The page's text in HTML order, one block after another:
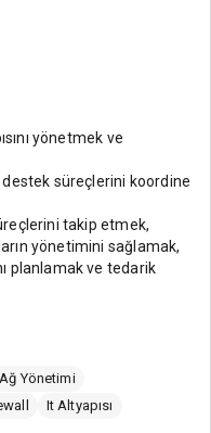
yönetmek ve
destek süreçlerini koordine
takip etmek,
yönetimini sağlamak,
planlamak ve tedarik
Ağ Yönetimi
It Altyapısı